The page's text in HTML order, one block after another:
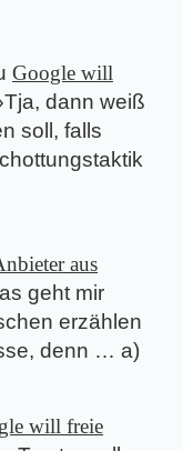
Google will
Tja, dann weiß
soll, falls
aus
geht mir
erzählen
denn … a)
will freie